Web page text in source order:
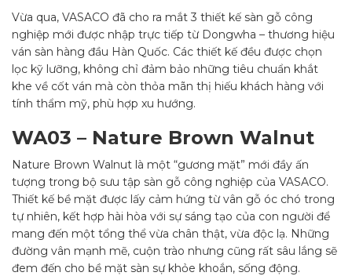
Vừa qua, VASACO đã cho ra mắt 3 thiết kế sàn gỗ công
nghiệp mới được nhập trực tiếp từ Dongwha – thương hiệu
ván sàn hàng đầu Hàn Quốc. Các thiết kế đều được chọn
lọc kỹ lưỡng, không chỉ đảm bảo những tiêu chuẩn khắt
khe về cốt ván mà còn thỏa mãn thị hiếu khách hàng với
tính thẩm mỹ, phù hợp xu hướng.
WA03 – Nature Brown Walnut
Nature Brown Walnut là một “gương mặt” mới đầy ấn
tượng trong bộ sưu tập sàn gỗ công nghiệp của VASACO.
Thiết kế bề mặt được lấy cảm hứng từ vân gỗ óc chó trong
tự nhiên, kết hợp hài hòa với sự sáng tạo của con người để
mang đến một tổng thể vừa chân thật, vừa độc lạ. Những
đường vân mạnh mẽ, cuộn trào nhưng cũng rất sâu lắng sẽ
đem đến cho bề mặt sàn sự khỏe khoắn, sống động.